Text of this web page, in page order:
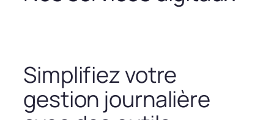
Simplifiez votre
gestion journalière